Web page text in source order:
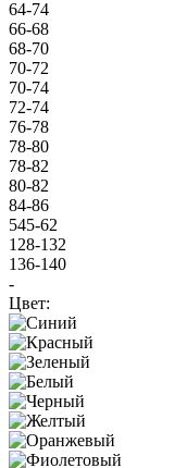
64-74
66-68
68-70
70-72
70-74
72-74
76-78
78-80
78-82
80-82
84-86
545-62
128-132
136-140
-
Цвет: